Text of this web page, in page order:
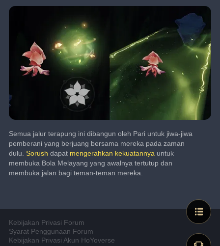
Semua jalur terapung ini dibangun oleh Pari untuk jiwa-jiwa
pemberani yang berjuang bersama mereka pada zaman
dulu. Sorush dapat mengerahkan kekuatannya untuk
membuka Bola Melayang yang awalnya tertutup dan
membuka jalan bagi teman-teman mereka.
Kebijakan Privasi Forum
Syarat Penggunaan Forum
Kebijakan Privasi Akun HoYoverse